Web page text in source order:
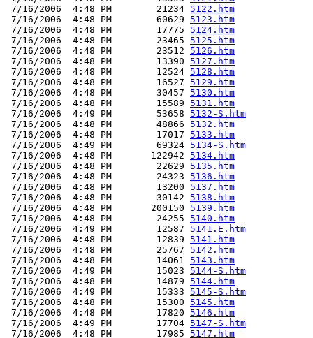
7/16/2006  4:48 PM        21234 5122.htm
7/16/2006  4:48 PM        60629 5123.htm
7/16/2006  4:48 PM        17775 5124.htm
7/16/2006  4:48 PM        23465 5125.htm
7/16/2006  4:48 PM        23512 5126.htm
7/16/2006  4:48 PM        13390 5127.htm
7/16/2006  4:48 PM        12524 5128.htm
7/16/2006  4:48 PM        16527 5129.htm
7/16/2006  4:48 PM        30457 5130.htm
7/16/2006  4:48 PM        15589 5131.htm
7/16/2006  4:49 PM        53658 5132-S.htm
7/16/2006  4:48 PM        48866 5132.htm
7/16/2006  4:48 PM        17017 5133.htm
7/16/2006  4:49 PM        69324 5134-S.htm
7/16/2006  4:48 PM       122942 5134.htm
7/16/2006  4:48 PM        22629 5135.htm
7/16/2006  4:48 PM        24323 5136.htm
7/16/2006  4:48 PM        13200 5137.htm
7/16/2006  4:48 PM        30142 5138.htm
7/16/2006  4:48 PM       200150 5139.htm
7/16/2006  4:48 PM        24255 5140.htm
7/16/2006  4:49 PM        12587 5141.E.htm
7/16/2006  4:48 PM        12839 5141.htm
7/16/2006  4:48 PM        25767 5142.htm
7/16/2006  4:48 PM        14061 5143.htm
7/16/2006  4:49 PM        15023 5144-S.htm
7/16/2006  4:48 PM        14879 5144.htm
7/16/2006  4:49 PM        15333 5145-S.htm
7/16/2006  4:48 PM        15300 5145.htm
7/16/2006  4:48 PM        17820 5146.htm
7/16/2006  4:49 PM        17704 5147-S.htm
7/16/2006  4:48 PM        17985 5147.htm